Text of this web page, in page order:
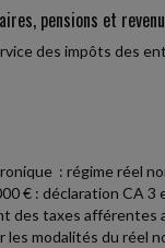
pensions et
des impôts des
: régime réel
€ : déclaration CA
des taxes afférentes
modalités du réel